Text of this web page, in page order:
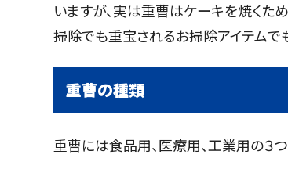
いますが、実は重曹はケーキを焼くた
掃除でも重宝されるお掃除アイテムで
重曹の種類
重曹には食品用、医療用、工業用の３